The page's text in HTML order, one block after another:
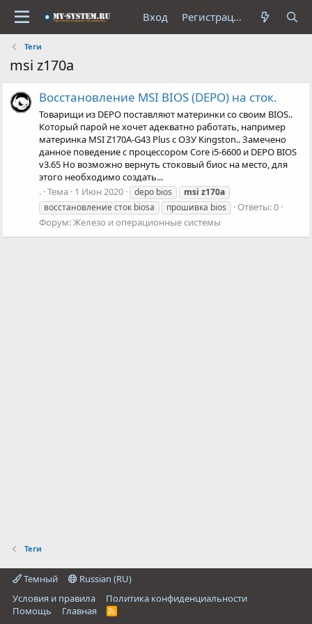
Вход Регистрация
Теги
msi z170a
Восстановление MSI BIOS (DEPO) на сток.
Товарищи из DEPO поставляют материнки со своим BIOS..
Который парой не хочет адекватно работать, например
материнка MSI Z170A-G43 Plus с ОЗУ Kingston.. Замечено
данное поведение с процессором Core i5-6600 и DEPO BIOS
v3.65 Но возможно вернуть стоковый биос на место, для
этого необходимо создать...
. Тема 1 Июн 2020 depo bios msi z170a
восстановление сток biosa
прошивка bios
Ответы: 0
Форум:Железо и операционные системы
Теги
Темный
Russian (RU)
Условия и правила
Политика конфиденциальности
Помощь
Главная
R